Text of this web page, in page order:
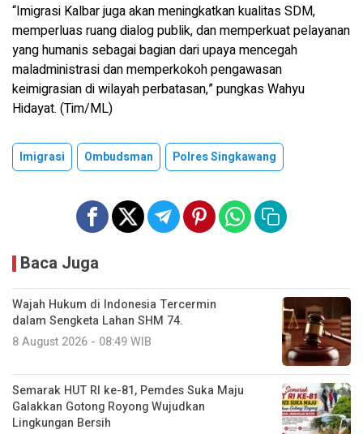
“Imigrasi Kalbar juga akan meningkatkan kualitas SDM,
memperluas ruang dialog publik, dan memperkuat pelayanan
yang humanis sebagai bagian dari upaya mencegah
maladministrasi dan memperkokoh pengawasan
keimigrasian di wilayah perbatasan,” pungkas Wahyu
Hidayat. (Tim/ML)
Imigrasi Ombudsman Polres Singkawang
Baca Juga
Wajah Hukum di Indonesia Tercermin
dalam Sengketa Lahan SHM 74.
8 August 2026 - 08:49 WIB
Semarak HUT RI ke-81, Pemdes Suka Maju
Galakkan Gotong Royong Wujudkan
Lingkungan Bersih